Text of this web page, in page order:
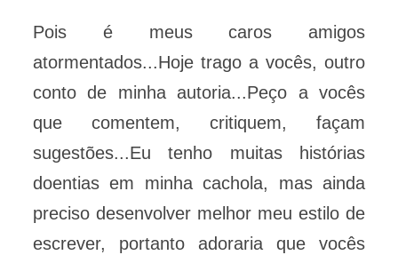
Pois é meus caros amigos
atormentados...Hoje trago a vocês, outro
conto de minha autoria...Peço a vocês
que comentem, critiquem, façam
sugestões...Eu tenho muitas histórias
doentias em minha cachola, mas ainda
preciso desenvolver melhor meu estilo de
escrever, portanto adoraria que vocês